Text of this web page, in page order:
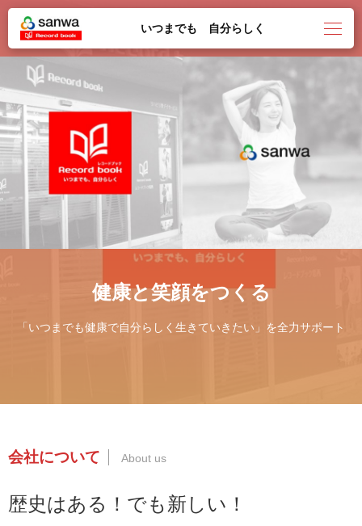
いつまでも 自分らしく
健康と笑顔をつくる
「いつまでも健康で自分らしく生きていきたい」を全力サポート
会社について
歴史はある！でも新しい！